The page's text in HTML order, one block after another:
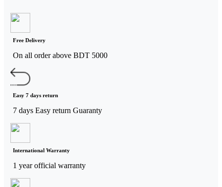
Free Delivery
On all order above BDT 5000
Easy 7 days return
7 days Easy return Guaranty
International Warranty
1 year official warranty